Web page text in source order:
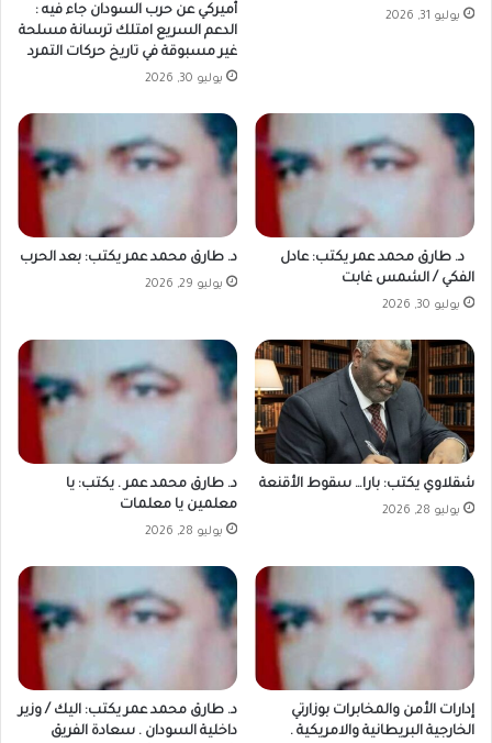
يوليو 31, 2026
أميركي عن حرب السودان جاء فيه :
الدعم السريع امتلك ترسانة مسلحة
غير مسبوقة في تاريخ حركات التمرد
يوليو 30, 2026
د. طارق محمد عمر يكتب: عادل
الفكي / الشمس غابت
يوليو 30, 2026
د. طارق محمد عمر يكتب: بعد الحرب
يوليو 29, 2026
شقلاوي يكتب: بارا… سقوط الأقنعة
يوليو 28, 2026
د. طارق محمد عمر . يكتب: يا
معلمين يا معلمات
يوليو 28, 2026
إدارات الأمن والمخابرات بوزارتي
الخارجية البريطانية والامريكية .
د. طارق محمد عمر يكتب: اليك / وزير
داخلية السودان . سعادة الفريق